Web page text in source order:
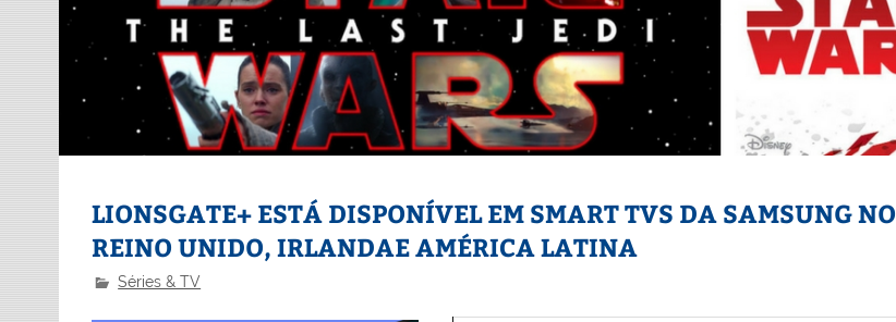
LIONSGATE+ ESTÁ DISPONÍVEL EM SMART TVS DA SAMSUNG NO
REINO UNIDO, IRLANDAE AMÉRICA LATINA
Séries & TV